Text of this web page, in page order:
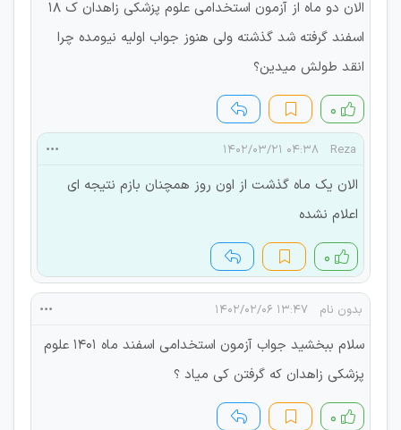
الان دو ماه از آزمون استخدامی علوم پزشکی زاهدان ک ۱۸
اسفند گرفته شد گذشته ولی هنوز جواب اولیه نیومده چرا
انقد طولش میدین؟
۰
Reza ۰۴:۳۸ ۱۴۰۲/۰۳/۲۱
الان یک ماه گذشت از اون روز همچنان بازم نتیجه ای
اعلام نشده
۰
بدون نام ۱۳:۴۷ ۱۴۰۲/۰۲/۰۶
سلام ببخشید جواب آزمون استخدامی اسفند ماه ۱۴۰۱ علوم
پزشکی زاهدان که گرفتن کی میاد ؟
۰